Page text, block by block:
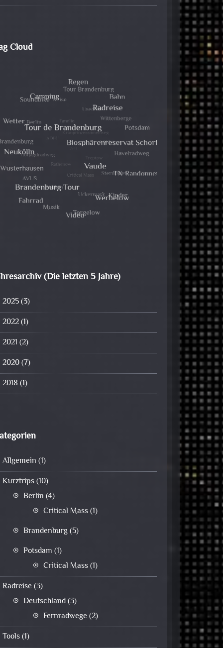
Cloud
(Die letzten 5 Jahre)
2025(3)
2022(1)
2021 (2)
2020(7)
2018 (1)
Allgemein (1)
Kurztrips(10)
Berlin (4)
Critical Mass(1)
Brandenburg(5)
Potsdam (1)
Critical Mass(1)
Radreise (3)
Deutschland(3)
Fernradwege (2)
Tools(1)